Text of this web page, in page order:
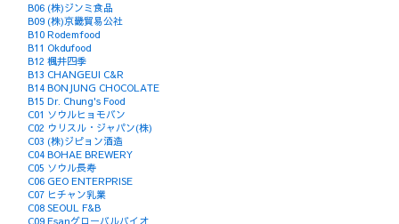
B06 (株)ジンミ食品
B09 (株)京畿貿易公社
B10 Rodemfood
B11 Okdufood
B12 楓井四季
B13 CHANGEUI C&R
B14 BONJUNG CHOCOLATE
B15 Dr. Chung's Food
C01 ソウルヒョモバン
C02 ウリスル・ジャパン(株)
C03 (株)ジピョン酒造
C04 BOHAE BREWERY
C05 ソウル長寿
C06 GEO ENTERPRISE
C07 ヒチャン乳業
C08 SEOUL F&B
C09 Esanグローバルバイオ